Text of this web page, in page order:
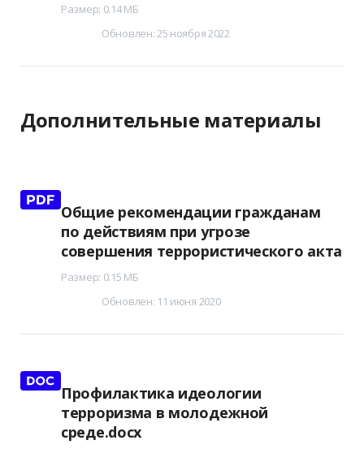
Размер: 0.14 МБ
Обновлен: 25 ноября 2022
Дополнительные материалы
Общие рекомендации гражданам
по действиям при угрозе
совершения террористического акта
Размер: 0.15 МБ
Обновлен: 11 июня 2020
Профилактика идеологии
терроризма в молодежной
среде.docx